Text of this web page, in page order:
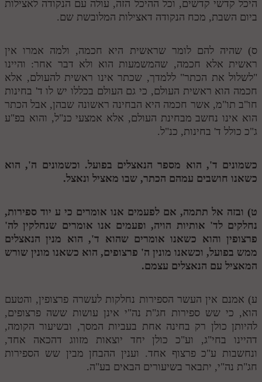
תלמוד עשר הספירות חלק טז
אודות האתר
אודות האתר
בעל הסולם
אתר הבית
דף היומי בזוהר הקדוש
היכל קדשי קדשים, וכל ההיכל הזה, עולה עם הנקודה לאצילות
ביום השבת, מכח הנקודה דאצילות המלובשת שם.
ס) שהיה להם לומר שראשית היא חכמה, ולמה אמרו אין
ראשית אלא חכמה, שהמשמעות הוא ולא דבר אחר: והיינו
"לשלול את הכתר" ללמדך, שכתר אינו ראשית להעולם, אלא
חכמה הוא ראשית העולם, כי גם העולם בכללו יש לו ד' בחינות
חו"ב תו"מ, אשר חכמה היא הבחינה ראשונה שבהן, אבל הכתר
הוא אינו נחשב מבחינת העולם, אלא אמצעי כנ"ל, והוא בפ"ע
ג"כ כולל ד' בחינות, כנ"ל.
כשמונים ד', הוא מספר הנאצלים בפועל. וכשמונים ה', הוא
כשאנו חושבים עמהם הכתר, שבו מאציל ונאצל.
ט) ובזה אל תתמה, אם לפעמים אנו אומרים כי ע יוד ספירות,
נחלקים לד' אותיות הויה, ופעמים אנו אומרים שנחלקין לה'
פרצופין והוא כשאנו אומרים שהוא ד', הוא מנין הנאצלים
ממש בפועל, וכשאנו מונין ה' פרצופים, הוא כשאנו מונין שורש
המאציל עם הנאצלים עצמם.
ע) אמנם אין העשר הספירות נחלקות לעשרה פרצופין, והטעם
הוא, כי שש ספירות חג"ת נה"י אינן עושות ששה פרצופים,
להיותן כולן רק בחינה אחת בעביות המסך, ובשיעור הקומה,
דהיינו בחי"ג, וע"כ כולן יחד יוצאות מזווג דהכאה אחד,
ונחשבות ע"כ פרצוף אחד. וענין ההבחן מבין שש הספירות
חג"ת נה"י, יתבאר בשיעורים הבאים בע"ה.